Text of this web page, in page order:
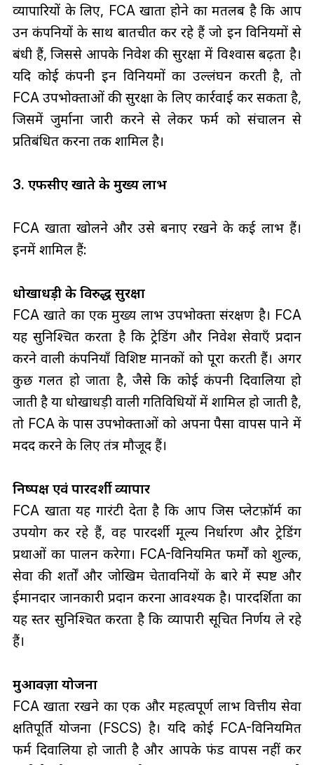
व्यापारियों के लिए, FCA खाता होने का मतलब है कि आप
उन कंपनियों के साथ बातचीत कर रहे हैं जो इन विनियमों से
बंधी हैं, जिससे आपके निवेश की सुरक्षा में विश्वास बढ़ता है।
यदि कोई कंपनी इन विनियमों का उल्लंघन करती है, तो
FCA उपभोक्ताओं की सुरक्षा के लिए कार्रवाई कर सकता है,
जिसमें जुर्माना जारी करने से लेकर फर्म को संचालन से
प्रतिबंधित करना तक शामिल है।
3. एफसीए खाते के मुख्य लाभ
FCA खाता खोलने और उसे बनाए रखने के कई लाभ हैं।
इनमें शामिल हैं:
धोखाधड़ी के विरुद्ध सुरक्षा
FCA खाते का एक मुख्य लाभ उपभोक्ता संरक्षण है। FCA
यह सुनिश्चित करता है कि ट्रेडिंग और निवेश सेवाएँ प्रदान
करने वाली कंपनियाँ विशिष्ट मानकों को पूरा करती हैं। अगर
कुछ गलत हो जाता है, जैसे कि कोई कंपनी दिवालिया हो
जाती है या धोखाधड़ी वाली गतिविधियों में शामिल हो जाती है,
तो FCA के पास उपभोक्ताओं को अपना पैसा वापस पाने में
मदद करने के लिए तंत्र मौजूद हैं।
निष्पक्ष एवं पारदर्शी व्यापार
FCA खाता यह गारंटी देता है कि आप जिस प्लेटफ़ॉर्म का
उपयोग कर रहे हैं, वह पारदर्शी मूल्य निर्धारण और ट्रेडिंग
प्रथाओं का पालन करेगा। FCA-विनियमित फर्मों को शुल्क,
सेवा की शर्तों और जोखिम चेतावनियों के बारे में स्पष्ट और
ईमानदार जानकारी प्रदान करना आवश्यक है। पारदर्शिता का
यह स्तर सुनिश्चित करता है कि व्यापारी सूचित निर्णय ले रहे
हैं।
मुआवज़ा योजना
FCA खाता रखने का एक और महत्वपूर्ण लाभ वित्तीय सेवा
क्षतिपूर्ति योजना (FSCS) है। यदि कोई FCA-विनियमित
फर्म दिवालिया हो जाती है और आपके फंड वापस नहीं कर